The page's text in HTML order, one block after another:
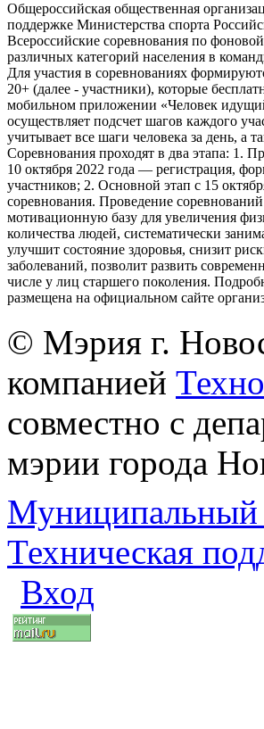
Общероссийская общественная
поддержке Министерства спорта
Всероссийские соревнования по
различных категорий населения в
Для участия в соревнованиях
20+ (далее - участники), которые
мобильном приложении «Человек
осуществляет подсчет шагов каждого
учитывает все шаги человека за день, а
Соревнования проходят в два этапа: 1.
10 октября 2022 года — регистрация,
участников; 2. Основной этап с 15
соревнования. Проведение
мотивационную базу для увеличения
количества людей, систематически
улучшит состояние здоровья, снизит
заболеваний, позволит развить
числе у лиц старшего поколения.
размещена на официальном сайте
© Мэрия г.
компанией
совместно с
мэрии города
Муниципальный
Техническая
Вход